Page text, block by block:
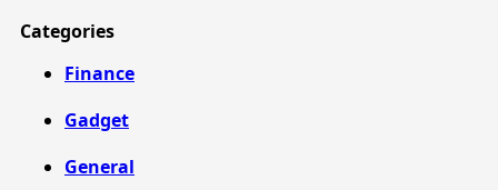
Categories
Finance
Gadget
General